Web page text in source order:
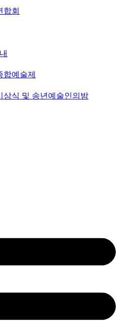
합회
합예술제
상식 및 송년예술인의밤